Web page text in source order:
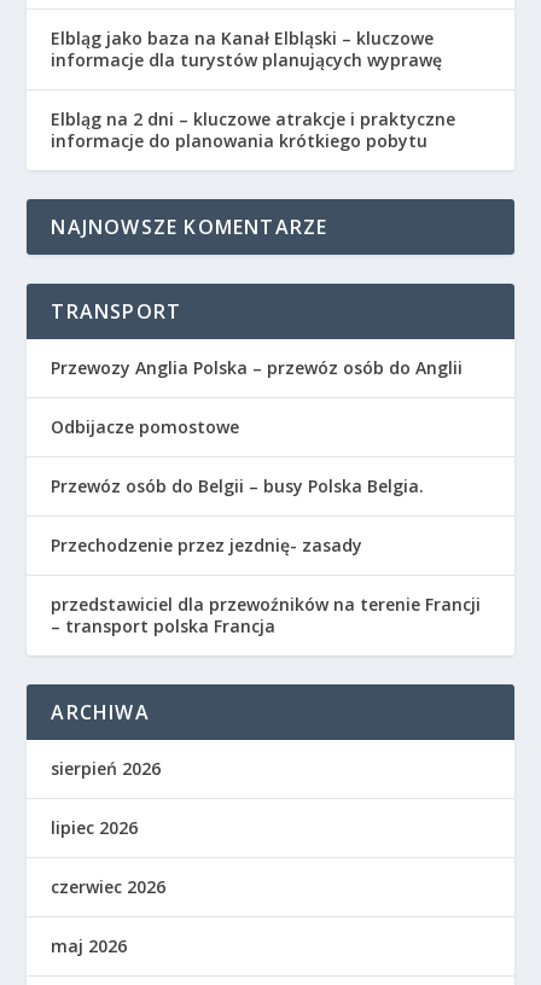
Elbląg jako baza na Kanał Elbląski – kluczowe
informacje dla turystów planujących wyprawę
Elbląg na 2 dni – kluczowe atrakcje i praktyczne
informacje do planowania krótkiego pobytu
NAJNOWSZE KOMENTARZE
TRANSPORT
Przewozy Anglia Polska – przewóz osób do Anglii
Odbijacze pomostowe
Przewóz osób do Belgii – busy Polska Belgia.
Przechodzenie przez jezdnię- zasady
przedstawiciel dla przewoźników na terenie Francji
– transport polska Francja
ARCHIWA
sierpień 2026
lipiec 2026
czerwiec 2026
maj 2026